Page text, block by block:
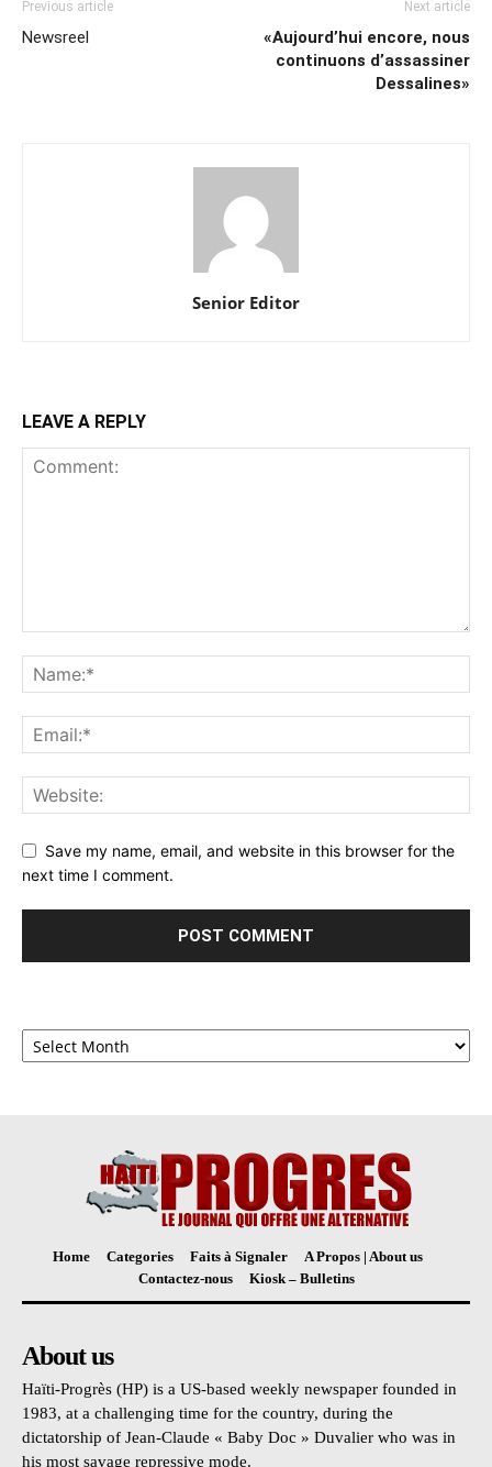
Previous article
Newsreel
Next article
«Aujourd’hui encore, nous
continuons d’assassiner
Dessalines»
Senior Editor
LEAVE A REPLY
Save my name, email, and website in this browser for the
next time I comment.
Archives
Home Categories Faits à Signaler
A Propos | About us
Contactez-nous
Kiosk – Bulletins
About us
Haïti-Progrès (HP) is a US-based weekly newspaper founded in
1983, at a challenging time for the country, during the
dictatorship of Jean-Claude « Baby Doc » Duvalier who was in
his most savage repressive mode.